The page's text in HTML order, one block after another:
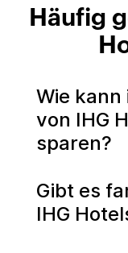
Häufig
Wie kann
von IHG
sparen?
Gibt es
IHG